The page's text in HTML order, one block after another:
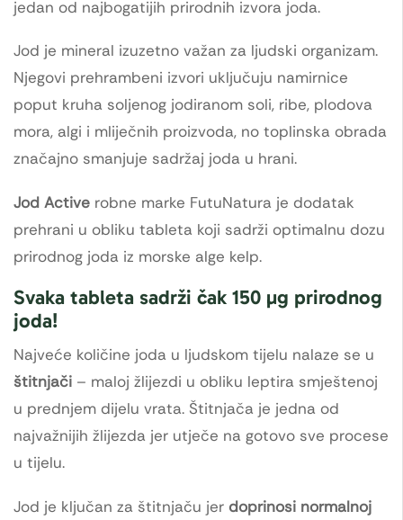
jedan od najbogatijih prirodnih izvora joda.
Jod je mineral izuzetno važan za ljudski organizam.
Njegovi prehrambeni izvori uključuju namirnice
poput kruha soljenog jodiranom soli, ribe, plodova
mora, algi i mliječnih proizvoda, no toplinska obrada
značajno smanjuje sadržaj joda u hrani.
Jod Active robne marke FutuNatura je dodatak
prehrani u obliku tableta koji sadrži optimalnu dozu
prirodnog joda iz morske alge kelp.
Svaka tableta sadrži čak 150 µg prirodnog
joda!
Najveće količine joda u ljudskom tijelu nalaze se u
štitnjači – maloj žlijezdi u obliku leptira smještenoj
u prednjem dijelu vrata. Štitnjača je jedna od
najvažnijih žlijezda jer utječe na gotovo sve procese
u tijelu.
Jod je ključan za štitnjaču jer doprinosi normalnoj